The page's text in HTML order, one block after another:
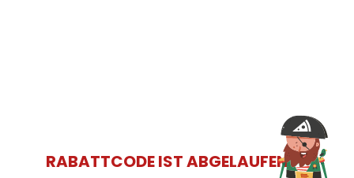
RABATTCODE IST ABGELAUFEN 😞